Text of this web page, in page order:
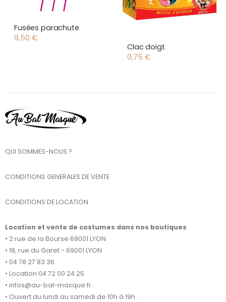
Fusées parachute
9,50 €
Clac doigt
0,75 €
QUI SOMMES-NOUS ?
CONDITIONS GENERALES DE VENTE
CONDITIONS DE LOCATION
Location et vente de costumes dans nos boutiques
• 2 rue de la Bourse 69001 LYON
• 18, rue du Garet - 69001 LYON
• 04 78 27 83 36
• Location 04 72 00 24 25
• infos@au-bal-masque.fr
• Ouvert du lundi au samedi de 10h à 19h.